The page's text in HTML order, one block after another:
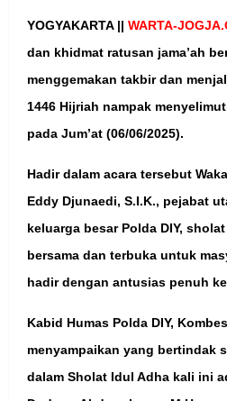
YOGYAKARTA || WARTA-
dan khidmat ratusan jama’ah
menggemakan takbir dan
1446 Hijriah nampak
pada Jum’at (06/06/2025).
Hadir dalam acara tersebut
Eddy Djunaedi, S.I.K., pejabat
keluarga besar Polda DIY,
bersama dan terbuka untuk
hadir dengan antusias penuh
Kabid Humas Polda DIY,
menyampaikan yang bertindak
dalam Sholat Idul Adha kali ini